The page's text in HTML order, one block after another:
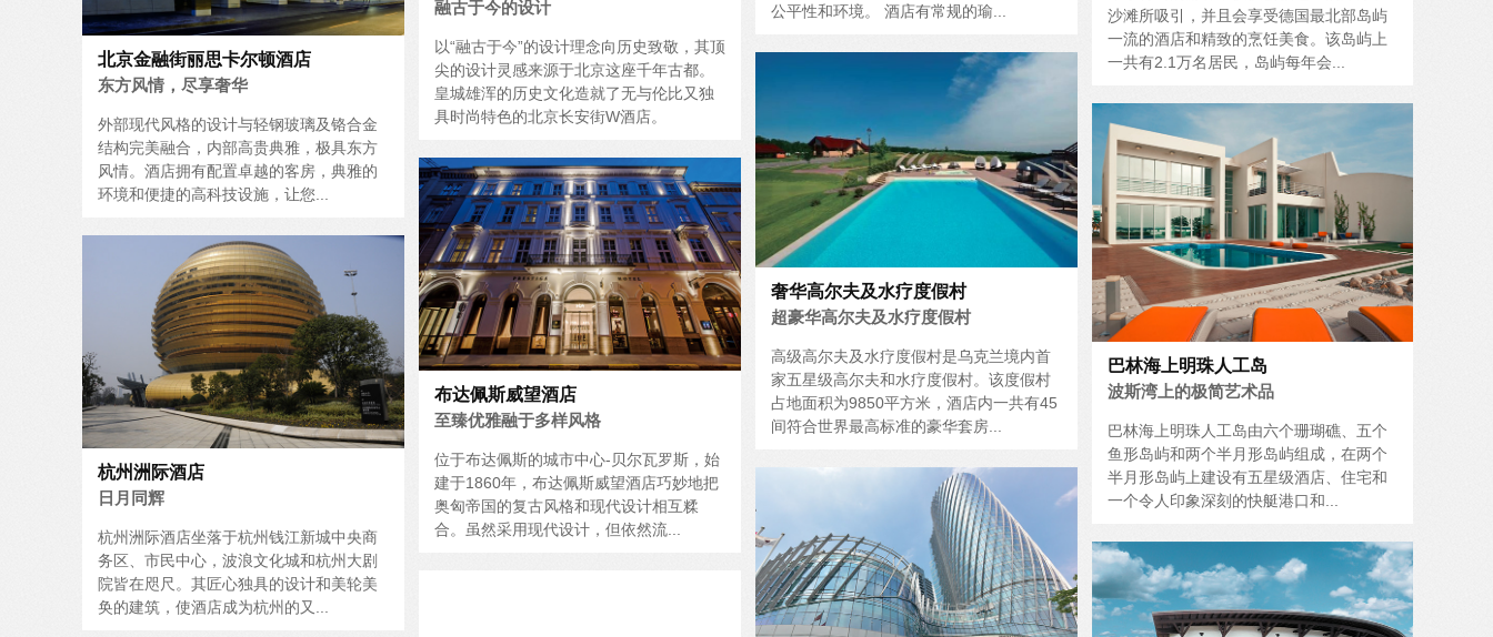
北京金融街丽思卡尔顿酒店
东方风情，尽享奢华
外部现代风格的设计与轻钢玻璃及铬合金
结构完美融合，内部高贵典雅，极具东方
风情。酒店拥有配置卓越的客房，典雅的
环境和便捷的高科技设施，让您...
融古于今的设计
以“融古于今”的设计理念向历史致敬，其顶
尖的设计灵感来源于北京这座千年古都。
皇城雄浑的历史文化造就了无与伦比又独
具时尚特色的北京长安街W酒店。
公平性和环境。 酒店有常规的瑜...
沙滩所吸引，并且会享受德国最北部岛屿
一流的酒店和精致的烹饪美食。该岛屿上
一共有2.1万名居民，岛屿每年会...
奢华高尔夫及水疗度假村
超豪华高尔夫及水疗度假村
高级高尔夫及水疗度假村是乌克兰境内首
家五星级高尔夫和水疗度假村。该度假村
占地面积为9850平方米，酒店内一共有45
间符合世界最高标准的豪华套房...
巴林海上明珠人工岛
波斯湾上的极简艺术品
巴林海上明珠人工岛由六个珊瑚礁、五个
鱼形岛屿和两个半月形岛屿组成，在两个
半月形岛屿上建设有五星级酒店、住宅和
一个令人印象深刻的快艇港口和...
布达佩斯威望酒店
至臻优雅融于多样风格
位于布达佩斯的城市中心-贝尔瓦罗斯，始
建于1860年，布达佩斯威望酒店巧妙地把
奥匈帝国的复古风格和现代设计相互糅
合。虽然采用现代设计，但依然流...
杭州洲际酒店
日月同辉
杭州洲际酒店坐落于杭州钱江新城中央商
务区、市民中心，波浪文化城和杭州大剧
院皆在咫尺。其匠心独具的设计和美轮美
奂的建筑，使酒店成为杭州的又...